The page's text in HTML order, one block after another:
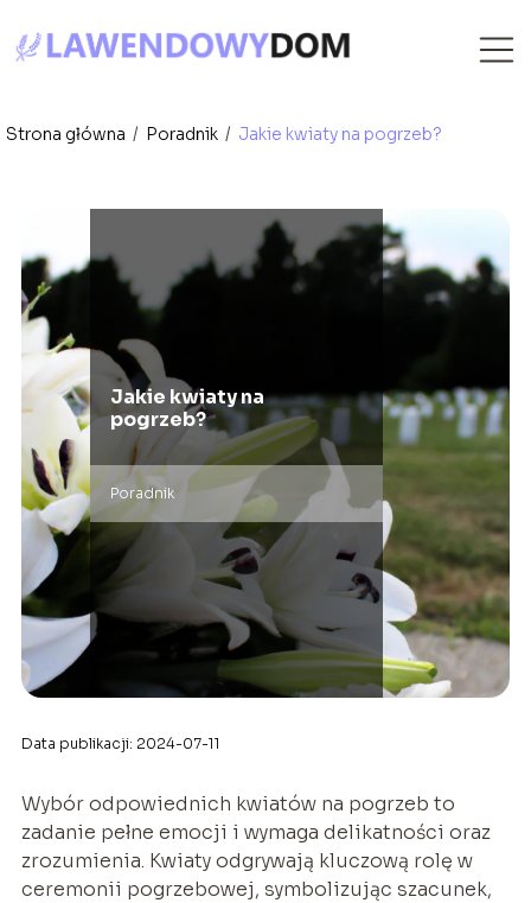
Strona główna / Poradnik / Jakie kwiaty na pogrzeb?
Jakie kwiaty na
pogrzeb?
Poradnik
Data publikacji: 2024-07-11
Wybór odpowiednich kwiatów na pogrzeb to
zadanie pełne emocji i wymaga delikatności oraz
zrozumienia. Kwiaty odgrywają kluczową rolę w
ceremonii pogrzebowej, symbolizując szacunek,